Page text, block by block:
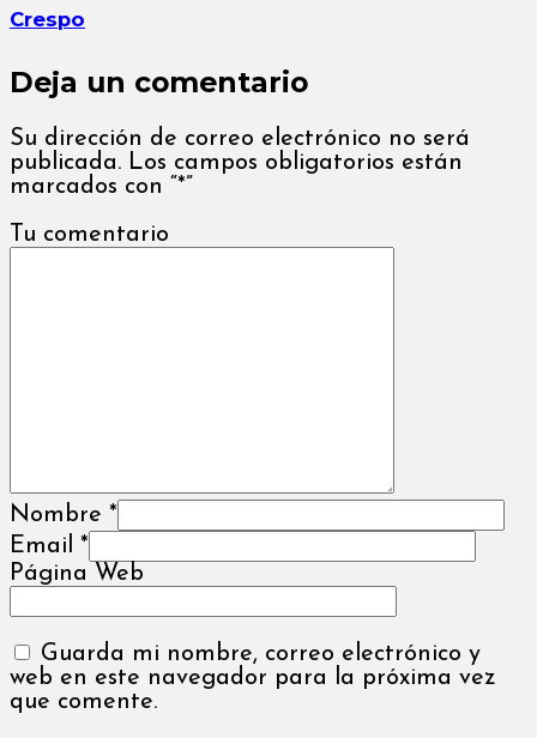
Crespo
Deja un comentario
Su dirección de correo electrónico no será
publicada. Los campos obligatorios están
marcados con “*”
Tu comentario
Nombre *
Email *
Página Web
Guarda mi nombre, correo electrónico y
web en este navegador para la próxima vez
que comente.